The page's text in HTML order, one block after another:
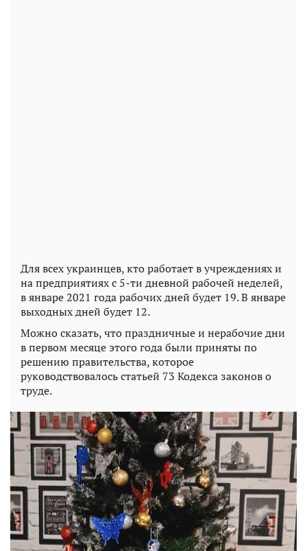
Для всех украинцев, кто работает в учреждениях и
на предприятиях с 5-ти дневной рабочей неделей,
в январе 2021 года рабочих дней будет 19. В январе
выходных дней будет 12.
Можно сказать, что праздничные и нерабочие дни
в первом месяце этого года были приняты по
решению правительства, которое
руководствовалось статьей 73 Кодекса законов о
труде.